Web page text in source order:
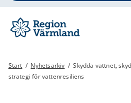
Start / Nyhetsarkiv / Skydda vattnet,
strategi för vattenresiliens